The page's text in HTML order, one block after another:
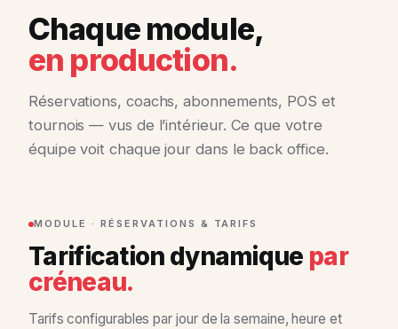
Chaque module,
en production.
Réservations, coachs, abonnements, POS et
tournois — vus de l’intérieur. Ce que votre
équipe voit chaque jour dans le back office.
MODULE · RÉSERVATIONS & TARIFS
Tarification dynamique par
créneau.
Tarifs configurables par jour de la semaine, heure et